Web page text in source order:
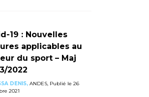
19 : Nouvelles
applicables au
du sport – Maj
2022
DENIS,ANDES, Publié le 26
2021